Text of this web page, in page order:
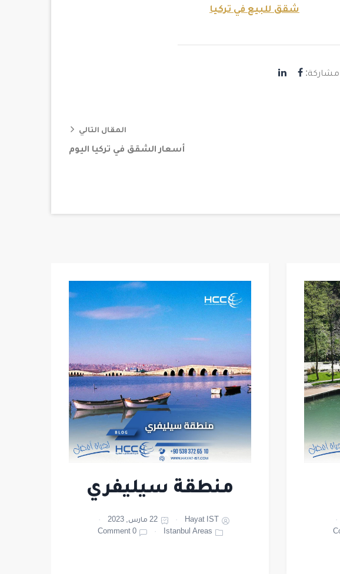
شقق للبيع في تركيا
مشاركة:
المقال التالي
أسعار الشقق في تركيا اليوم
منطقة سيليفري
Hayat IST
22 مارس, 2023
Istanbul Areas
0 Comment